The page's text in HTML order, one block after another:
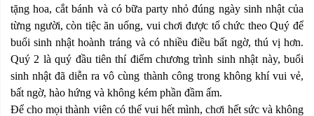
tặng hoa, cắt bánh và có bữa party nhỏ đúng ngày sinh nhật của
từng người, còn tiệc ăn uống, vui chơi được tổ chức theo Quý để
buổi sinh nhật hoành tráng và có nhiều điều bất ngờ, thú vị hơn.
Quý 2 là quý đầu tiên thí điểm chương trình sinh nhật này, buổi
sinh nhật đã diễn ra vô cùng thành công trong không khí vui vẻ,
bất ngờ, hào hứng và không kém phần đầm ấm.
Để cho mọi thành viên có thể vui hết mình, chơi hết sức và không